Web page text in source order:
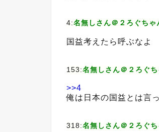
4:名無しさん＠２ろぐちゃ
国益考えたら呼ぶなよ
153:名無しさん＠２ろぐ
>>4
俺は日本の国益とは言
318:名無しさん＠２ろぐ